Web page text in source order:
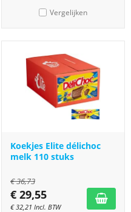
Vergelijken
Koekjes Elite délichoc
melk 110 stuks
€36,73
€ 29,55
€32,21 Incl. BTW